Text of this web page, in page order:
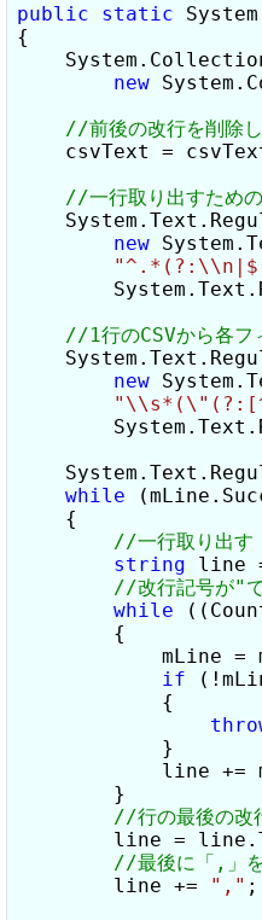
public
static
{
new
csvText =
new
new
while
    {
string line
while
        {
mLine =
if
            {
            }
line +=
        }
line =
        line +=
"," ;